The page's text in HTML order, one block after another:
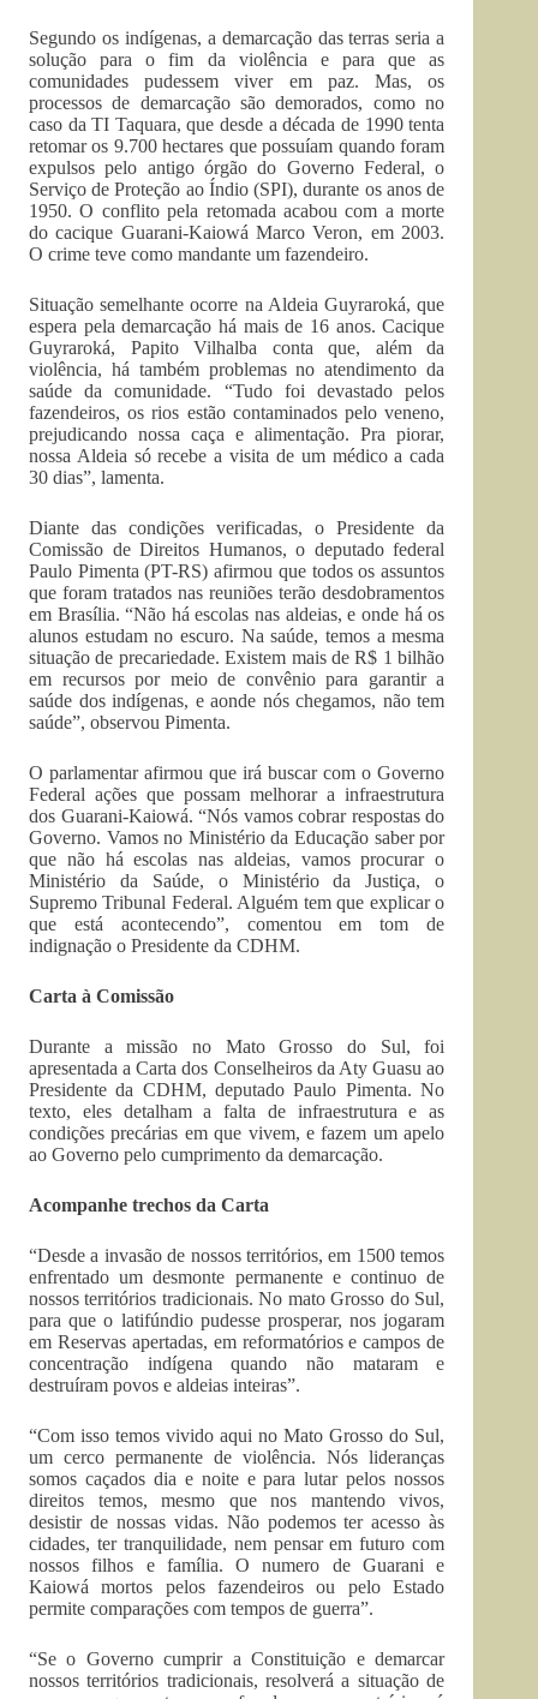
Segundo os indígenas, a demarcação das terras seria a
solução para o fim da violência e para que as
comunidades pudessem viver em paz. Mas, os
processos de demarcação são demorados, como no
caso da TI Taquara, que desde a década de 1990 tenta
retomar os 9.700 hectares que possuíam quando foram
expulsos pelo antigo órgão do Governo Federal, o
Serviço de Proteção ao Índio (SPI), durante os anos de
1950. O conflito pela retomada acabou com a morte
do cacique Guarani-Kaiowá Marco Veron, em 2003.
O crime teve como mandante um fazendeiro.
Situação semelhante ocorre na Aldeia Guyraroká, que
espera pela demarcação há mais de 16 anos. Cacique
Guyraroká, Papito Vilhalba conta que, além da
violência, há também problemas no atendimento da
saúde da comunidade. “Tudo foi devastado pelos
fazendeiros, os rios estão contaminados pelo veneno,
prejudicando nossa caça e alimentação. Pra piorar,
nossa Aldeia só recebe a visita de um médico a cada
30 dias”, lamenta.
Diante das condições verificadas, o Presidente da
Comissão de Direitos Humanos, o deputado federal
Paulo Pimenta (PT-RS) afirmou que todos os assuntos
que foram tratados nas reuniões terão desdobramentos
em Brasília. “Não há escolas nas aldeias, e onde há os
alunos estudam no escuro. Na saúde, temos a mesma
situação de precariedade. Existem mais de R$ 1 bilhão
em recursos por meio de convênio para garantir a
saúde dos indígenas, e aonde nós chegamos, não tem
saúde”, observou Pimenta.
O parlamentar afirmou que irá buscar com o Governo
Federal ações que possam melhorar a infraestrutura
dos Guarani-Kaiowá. “Nós vamos cobrar respostas do
Governo. Vamos no Ministério da Educação saber por
que não há escolas nas aldeias, vamos procurar o
Ministério da Saúde, o Ministério da Justiça, o
Supremo Tribunal Federal. Alguém tem que explicar o
que está acontecendo”, comentou em tom de
indignação o Presidente da CDHM.
Carta à Comissão
Durante a missão no Mato Grosso do Sul, foi
apresentada a Carta dos Conselheiros da Aty Guasu ao
Presidente da CDHM, deputado Paulo Pimenta. No
texto, eles detalham a falta de infraestrutura e as
condições precárias em que vivem, e fazem um apelo
ao Governo pelo cumprimento da demarcação.
Acompanhe trechos da Carta
“Desde a invasão de nossos territórios, em 1500 temos
enfrentado um desmonte permanente e continuo de
nossos territórios tradicionais. No mato Grosso do Sul,
para que o latifúndio pudesse prosperar, nos jogaram
em Reservas apertadas, em reformatórios e campos de
concentração indígena quando não mataram e
destruíram povos e aldeias inteiras”.
“Com isso temos vivido aqui no Mato Grosso do Sul,
um cerco permanente de violência. Nós lideranças
somos caçados dia e noite e para lutar pelos nossos
direitos temos, mesmo que nos mantendo vivos,
desistir de nossas vidas. Não podemos ter acesso às
cidades, ter tranquilidade, nem pensar em futuro com
nossos filhos e família. O numero de Guarani e
Kaiowá mortos pelos fazendeiros ou pelo Estado
permite comparações com tempos de guerra”.
“Se o Governo cumprir a Constituição e demarcar
nossos territórios tradicionais, resolverá a situação de